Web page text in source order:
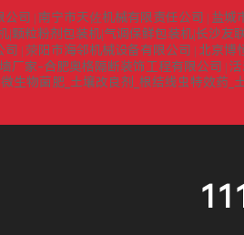
公司 南宁市天佐机械有限责任公司 盐城
|颗粒粉剂包装机|气调保鲜包装机|长沙友
司 荥阳市海邻机械设备有限公司 北京博
厂家-合肥奥格隔断装饰工程有限公司
微生物菌肥_土壤改良剂_根结线虫特效药_